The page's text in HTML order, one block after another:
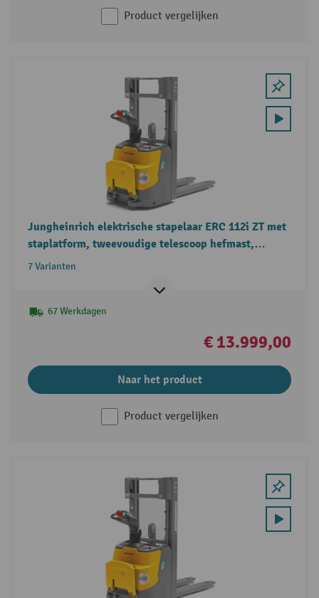
Product vergelijken
Jungheinrich elektrische stapelaar ERC 112i ZT met
staplatform, tweevoudige telescoop hefmast,
draagvermogen 1.200 kg
7 Varianten
67 Werkdagen
€ 13.999,00
Naar het product
Product vergelijken